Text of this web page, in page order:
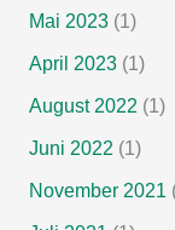
Mai 2023(1)
April 2023(1)
August 2022 (1)
Juni 2022 (1)
November 2021